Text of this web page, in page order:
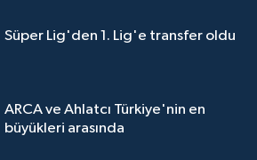
Süper Lig'den 1. Lig'e transfer oldu
ARCA ve Ahlatcı Türkiye'nin en
büyükleri arasında